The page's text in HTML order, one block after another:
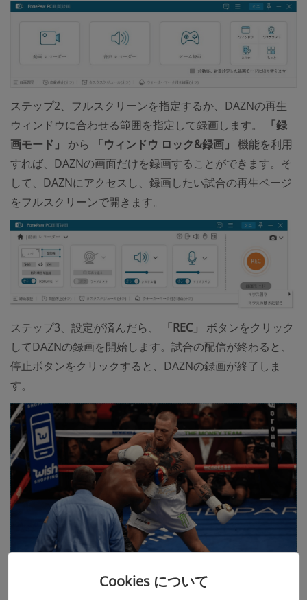
ステップ2、フルスクリーンを指定するか、DAZNの再生
ウィンドウに合わせる範囲を指定して録画します。
「録
画モード」
から 「ウィンドウ ロック&録画」 機能を利用
すれば、DAZNの画面だけを録画することができます。そ
して、DAZNにアクセスし、録画したい試合の再生ページ
をフルスクリーンで開きます。
ステップ3、設定が済んだら、 「REC」
ボタンをクリック
してDAZNの録画を開始します。試合の配信が終わると、
停止ボタンをクリックすると、DAZNの録画が終了しま
す。
ステップ4、録画したDAZNの動画をプレビューで確認し
Cookies について